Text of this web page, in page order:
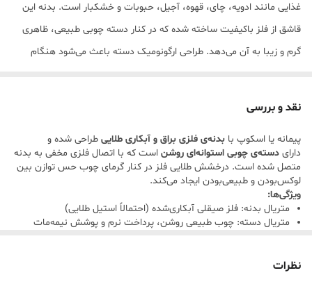
۵:
بدنه طلایی براق گرم با بازتاب زرد‑طلایی و
ته‌مایه‌ی شامپاین، دسته چوبی روشن با تون
قهوه‌ای عسلی طبیعی.
۷:
ابعاد تقریبی: طول کل حدود ۲۳ تا ۲۵
سانتی‌متر عرض پیمانه حدود ۸ تا ۹ سانتی‌متر
عمق پیمانه حدود ۴ سانتی‌متر
غذایی مانند ادویه، چای، قهوه، آجیل، حبوبات و خشکبار است. بدنه این
قاشق از فلز باکیفیت ساخته شده که در کنار دسته چوبی طبیعی، ظاهری
گرم و زیبا به آن می‌دهد. طراحی ارگونومیک دسته باعث می‌شود هنگام
طبیعی آن را به انتخابی مناسب برای استفاده روزمره، دکور آشپزخانه یا حتی
هدیه تبدیل کرده است.
ویژگی‌ها
بدنه فلزی مقاوم و باکیفیت
دسته چوبی طبیعی و خوش‌دست
طراحی زیبا و دکوراتیو
نقد و بررسی
پیمانه یا اسکوپ با بدنه‌ی فلزی براق و آبکاری طلایی طراحی شده و
دارای دسته‌ی چوبی استوانه‌ای روشن است که با اتصال فلزی مخفی به بدنه
متصل شده است. درخشش طلایی فلز در کنار گرمای چوب حس توازن بین
لوکس‌بودن و طبیعی‌بودن ایجاد می‌کند.
ویژگی‌ها:
متریال بدنه: فلز صیقلی آبکاری‌شده (احتمالاً استیل طلایی)
متریال دسته: چوب طبیعی روشن، پرداخت نرم و پوشش نیمه‌مات
مناسب دیسپلی دکوراتیو در کنار سینی‌های فلزی یا ظرف‌های شیشه‌ای
نظرات